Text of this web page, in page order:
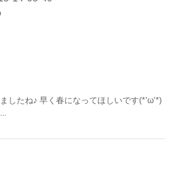
したね♪ 早く春になってほしいです(*’ω’*)